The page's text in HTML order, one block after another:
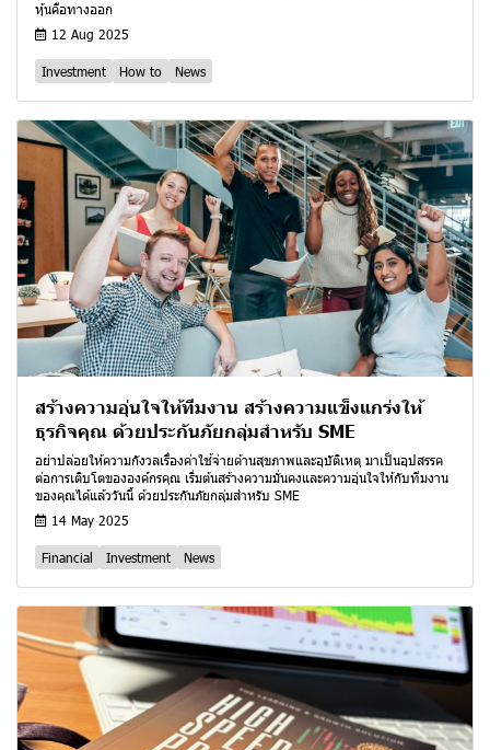
หุ้นคือทางออก
12 Aug 2025
Investment How to News
สร้างความอุ่นใจให้ทีมงาน สร้างความแข็งแกร่งให้
ธุรกิจคุณ ด้วยประกันภัยกลุ่มสำหรับ SME
อย่าปล่อยให้ความกังวลเรื่องค่าใช้จ่ายด้านสุขภาพและอุบัติเหตุ มาเป็นอุปสรรค
ต่อการเติบโตขององค์กรคุณ เริ่มต้นสร้างความมั่นคงและความอุ่นใจให้กับทีมงาน
ของคุณได้แล้ววันนี้ ด้วยประกันภัยกลุ่มสำหรับ SME
14 May 2025
Financial Investment News